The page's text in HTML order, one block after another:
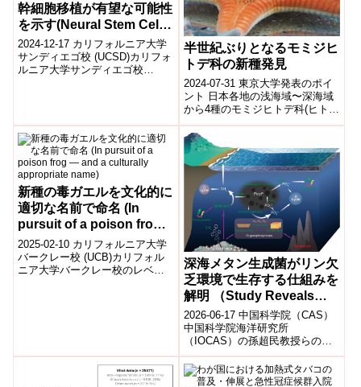
幹細胞移植が有望な可能性
を示す(Neural Stem Cell
Transplantation Shows
Promise for Treating
Chronic Spinal Cord
2024-12-17 カリフォルニア大学
サンディエゴ校 (UCSD)カリフォ
ルニア大学サンディエゴ校
半世紀ぶりとなるモミジヒ
トデ科の新種発見
2024-07-31 東京大学発表のポイ
ント 日本各地の浅海域〜深海域
から4種のモミジヒトデ科(ヒトデ
綱:モミジガイ目)を発見した。
標本観察の結果、51年ぶり...
新種の毒ガエルを文化的に
適切な名前で命名 (In
pursuit of a poison frog
― and a culturally
appropriate name)
2025-02-10 カリフォルニア大学
バークレー校 (UCB)カリフォル
ニア大学バークレー校のレベッ
深海メタン生成菌がリン欠
乏環境で生存する仕組みを
解明 （Study Reveals
How Deep-Sea
Methanogens Thrive in
Phosphorus-Starved
Environments）
2026-06-17 中国科学院（CAS）
中国科学院海洋研究所
（IOCAS）の孫超民教授らの研
究チームは、深海の冷湧水域
（コールドシープ）に生息する
メタン生成古...